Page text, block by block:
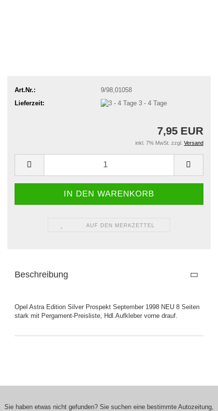
Art.Nr.:
9/98,01058
Lieferzeit:
3 - 4 Tage
7,95 EUR
inkl. 7% MwSt. zzgl. Versand
AUF DEN MERKZETTEL
Beschreibung
Opel Astra Edition Silver Prospekt September 1998 NEU 8 Seiten
stark mit Pergament-Preisliste, Hdl.Aufkleber vorne drauf.
Sie haben etwas nicht gefunden? Sie suchen eine bestimmte Autozeitung,